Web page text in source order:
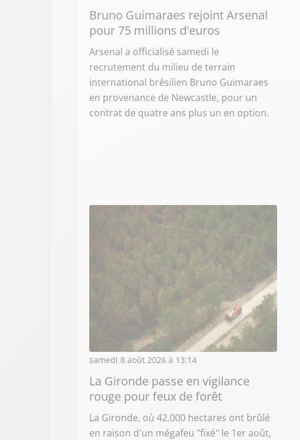
Bruno Guimaraes rejoint Arsenal
pour 75 millions d'euros
Arsenal a officialisé samedi le
recrutement du milieu de terrain
international brésilien Bruno Guimaraes
en provenance de Newcastle, pour un
contrat de quatre ans plus un en option.
samedi 8 août 2026 à 13:14
La Gironde passe en vigilance
rouge pour feux de forêt
La Gironde, où 42.000 hectares ont brûlé
en raison d'un mégafeu "fixé" le 1er août,